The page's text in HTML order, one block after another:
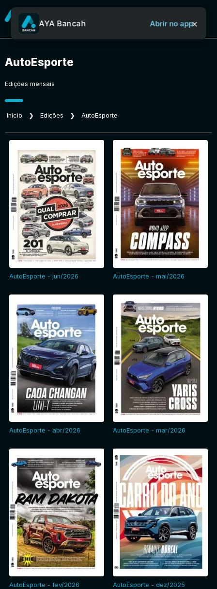
Revistas
Jornais
Notícias
Entrar
AYA Bancah Abrir no app×
AutoEsporte
Edições mensais
Início ❯ Edições ❯ AutoEsporte
AutoEsporte - jun/2026 AutoEsporte - mai/2026
AutoEsporte - abr/2026 AutoEsporte - mar/2026
AutoEsporte - fev/2026 AutoEsporte - dez/2025